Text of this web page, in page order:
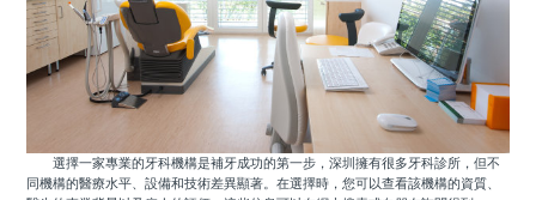
選擇一家專業的牙科機構是補牙成功的第一步，深圳擁有很多牙科診所，但不
同機構的醫療水平、設備和技術差異顯著。在選擇時，您可以查看該機構的資質、